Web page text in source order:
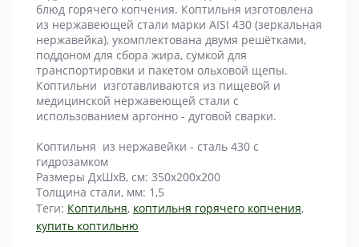
блюд горячего копчения. Коптильня изготовлена
из нержавеющей стали марки AISI 430 (зеркальная
нержавейка), укомплектована двумя решётками,
поддоном для сбора жира, сумкой для
транспортировки и пакетом ольховой щепы.
Коптильни изготавливаются из пищевой и
медицинской нержавеющей стали с
использованием аргонно - дуговой сварки.
Коптильня из нержавейки - сталь 430 с
гидрозамком
Размеры ДхШхВ, см: 350х200х200
Толщина стали, мм: 1,5
Теги: Коптильня, коптильня горячего копчения,
купить коптильню